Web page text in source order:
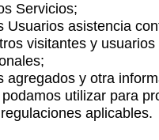
Servicios;
Usuarios asistencia
visitantes y
agregados y otra
utilizar para
aplicables.